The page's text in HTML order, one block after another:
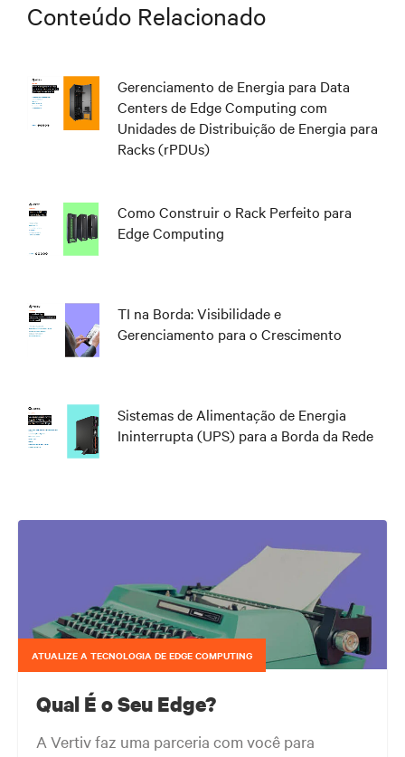
Conteúdo Relacionado
Gerenciamento de Energia para Data
Centers de Edge Computing com
Unidades de Distribuição de Energia para
Racks (rPDUs)
Como Construir o Rack Perfeito para
Edge Computing
TI na Borda: Visibilidade e
Gerenciamento para o Crescimento
Sistemas de Alimentação de Energia
Ininterrupta (UPS) para a Borda da Rede
ATUALIZE A TECNOLOGIA DE EDGE COMPUTING
Qual É o Seu Edge?
A Vertiv faz uma parceria com você para